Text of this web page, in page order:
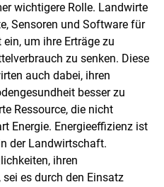
wichtigere Rolle. Landwirte
Sensoren und Software für
um ihre Erträge zu
zu senken. Diese
auch dabei, ihren
besser zu
Ressource, die nicht
Energie. Energieeffizienz ist
der Landwirtschaft.
ihren
sei es durch den Einsatz